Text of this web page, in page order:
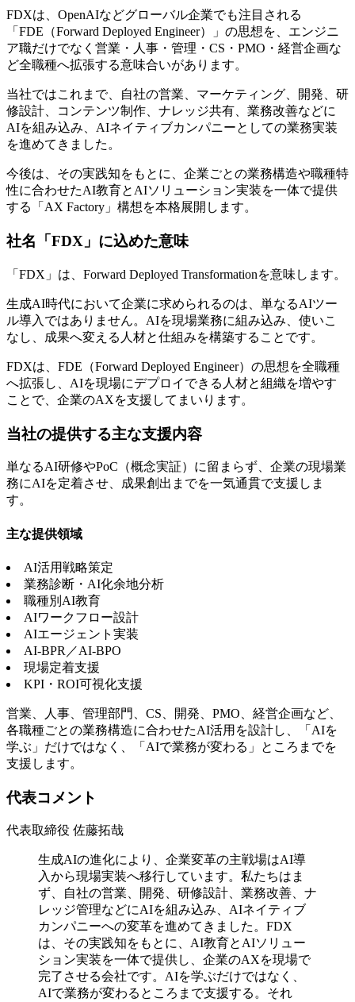
FDXは、OpenAIなどグローバル企業でも注目される
「FDE（Forward Deployed Engineer）」の思想を、エンジニ
ア職だけでなく営業・人事・管理・CS・PMO・経営企画な
ど全職種へ拡張する意味合いがあります。
当社ではこれまで、自社の営業、マーケティング、開発、研
修設計、コンテンツ制作、ナレッジ共有、業務改善などに
AIを組み込み、AIネイティブカンパニーとしての業務実装
を進めてきました。
今後は、その実践知をもとに、企業ごとの業務構造や職種特
性に合わせたAI教育とAIソリューション実装を一体で提供
する「AX Factory」構想を本格展開します。
社名「FDX」に込めた意味
「FDX」は、Forward Deployed Transformationを意味します。
生成AI時代において企業に求められるのは、単なるAIツー
ル導入ではありません。AIを現場業務に組み込み、使いこ
なし、成果へ変える人材と仕組みを構築することです。
FDXは、FDE（Forward Deployed Engineer）の思想を全職種
へ拡張し、AIを現場にデプロイできる人材と組織を増やす
ことで、企業のAXを支援してまいります。
当社の提供する主な支援内容
単なるAI研修やPoC（概念実証）に留まらず、企業の現場業
務にAIを定着させ、成果創出までを一気通貫で支援しま
す。
主な提供領域
AI活用戦略策定
業務診断・AI化余地分析
職種別AI教育
AIワークフロー設計
AIエージェント実装
AI-BPR／AI-BPO
現場定着支援
KPI・ROI可視化支援
営業、人事、管理部門、CS、開発、PMO、経営企画など、
各職種ごとの業務構造に合わせたAI活用を設計し、「AIを
学ぶ」だけではなく、「AIで業務が変わる」ところまでを
支援します。
代表コメント
代表取締役 佐藤拓哉
生成AIの進化により、企業変革の主戦場はAI導
入から現場実装へ移行しています。私たちはま
ず、自社の営業、開発、研修設計、業務改善、ナ
レッジ管理などにAIを組み込み、AIネイティブ
カンパニーへの変革を進めてきました。FDX
は、その実践知をもとに、AI教育とAIソリュー
ション実装を一体で提供し、企業のAXを現場で
完了させる会社です。AIを学ぶだけではなく、
AIで業務が変わるところまで支援する。それ